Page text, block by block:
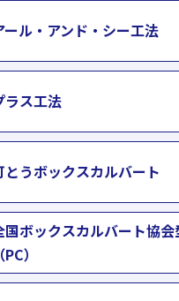
ール・アンド・シー工法
ラス工法
とうボックスカルバート
国ボックスカルバート協会
（PC）